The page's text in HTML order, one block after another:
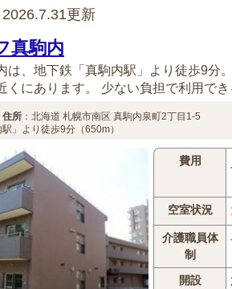
2026.7.31更新
真駒内
は、地下鉄「真駒内駅」より徒歩9分
くにあります。 少ない負担で利用でき
住所 ： 北海道 札幌市南区 真駒内泉町2丁目1-5
」より徒歩9分（650m）
費用
空室状況
介護職員体
制
開設